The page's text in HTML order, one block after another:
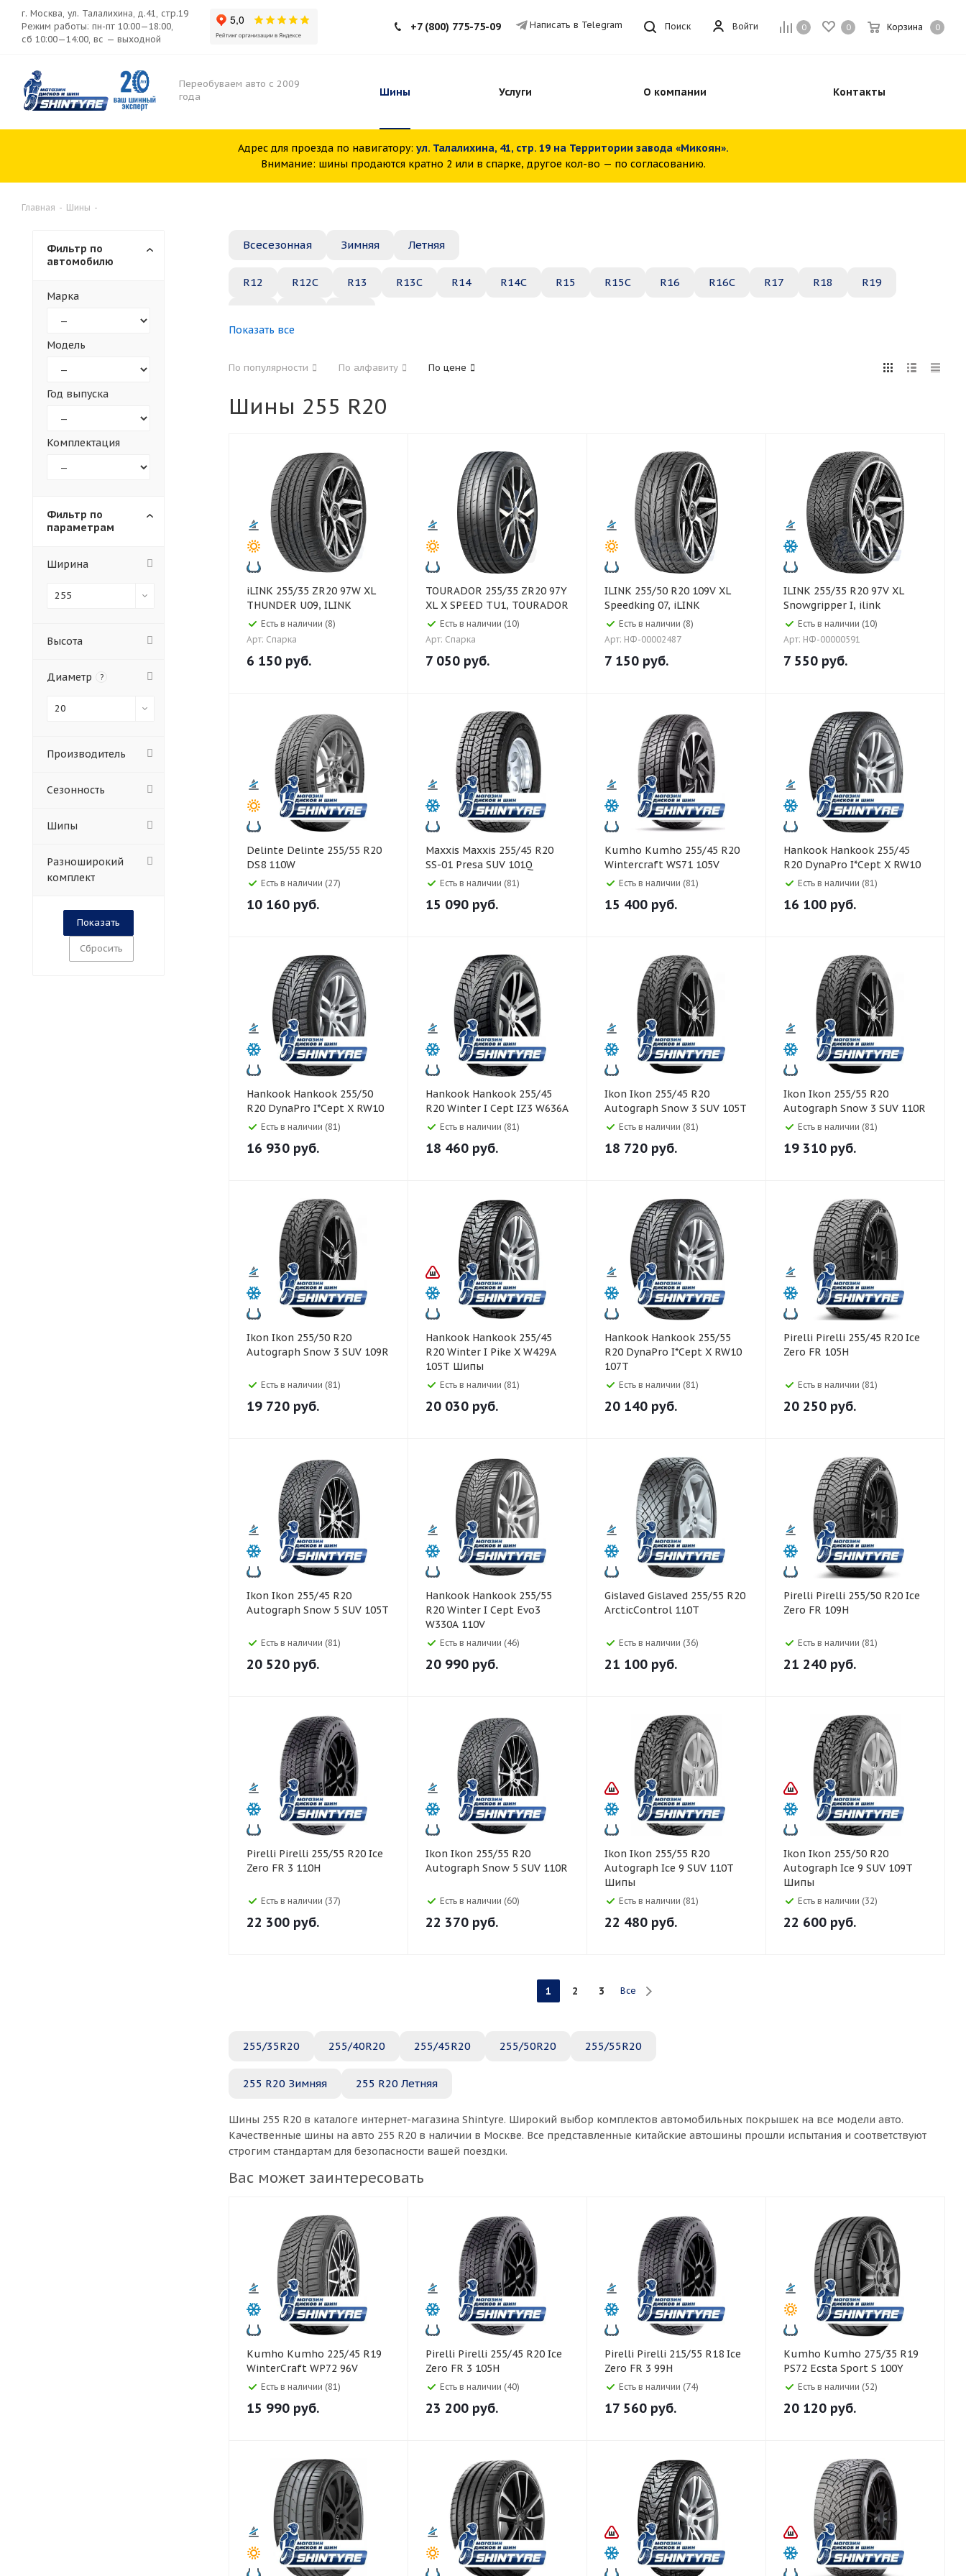
0 0 Корзина 0
Войти
г. Москва, ул. Талалихина, д.41, стр.19
Режим работы: пн-пт 10:00—18:00,
сб 10:00—14:00, вс — выходной
Поиск
+7 (800) 775-75-09 Написать в Telegram
Переобуваем авто с 2009
года
Шины Услуги О компании Контакты
Адрес для проезда по навигатору: ул. Талалихина, 41, стр. 19 на Территории завода «Микоян».
Внимание: шины продаются кратно 2 или в спарке, другое кол-во — по согласованию.
Главная - Шины -
Всесезонная Зимняя Летняя
R12 R12C R13 R13C R14 R14C R15 R15C R16 R16C R17 R18 R19
30 35 40 45
Показать все
По популярности По алфавиту По цене
Шины 255 R20
iLINK 255/35 ZR20 97W XL
THUNDER U09, ILINK
Есть в наличии (8)
Арт: Спарка
6 150 руб.
TOURADOR 255/35 ZR20 97Y
XL X SPEED TU1, TOURADOR
Есть в наличии (10)
Арт: Спарка
7 050 руб.
ILINK 255/50 R20 109V XL
Speedking 07, iLINK
Есть в наличии (8)
Арт: НФ-00002487
7 150 руб.
ILINK 255/35 R20 97V XL
Snowgripper I, ilink
Есть в наличии (10)
Арт: НФ-00000591
7 550 руб.
Delinte Delinte 255/55 R20
DS8 110W
Есть в наличии (27)
10 160 руб.
Maxxis Maxxis 255/45 R20
SS-01 Presa SUV 101Q
Есть в наличии (81)
15 090 руб.
Kumho Kumho 255/45 R20
Wintercraft WS71 105V
Есть в наличии (81)
15 400 руб.
Hankook Hankook 255/45
R20 DynaPro I*Cept X RW10
101TЕсть в наличии (81)
16 100 руб.
Hankook Hankook 255/50
R20 DynaPro I*Cept X RW10
105TЕсть в наличии (81)
16 930 руб.
Hankook Hankook 255/45
R20 Winter I Cept IZ3 W636A
105TЕсть в наличии (81)
18 460 руб.
Ikon Ikon 255/45 R20
Autograph Snow 3 SUV 105T
Есть в наличии (81)
18 720 руб.
Ikon Ikon 255/55 R20
Autograph Snow 3 SUV 110R
Есть в наличии (81)
19 310 руб.
Ikon Ikon 255/50 R20
Autograph Snow 3 SUV 109R
Есть в наличии (81)
19 720 руб.
Hankook Hankook 255/45
R20 Winter I Pike X W429A
105T Шипы
Есть в наличии (81)
20 030 руб.
Hankook Hankook 255/55
R20 DynaPro I*Cept X RW10
107T
Есть в наличии (81)
20 140 руб.
Pirelli Pirelli 255/45 R20 Ice
Zero FR 105H
Есть в наличии (81)
20 250 руб.
Ikon Ikon 255/45 R20
Autograph Snow 5 SUV 105T
Есть в наличии (81)
20 520 руб.
Hankook Hankook 255/55
R20 Winter I Cept Evo3
W330A 110V
Есть в наличии (46)
20 990 руб.
Gislaved Gislaved 255/55 R20
ArcticControl 110T
Есть в наличии (36)
21 100 руб.
Pirelli Pirelli 255/50 R20 Ice
Zero FR 109H
Есть в наличии (81)
21 240 руб.
Pirelli Pirelli 255/55 R20 Ice
Zero FR 3 110H
Есть в наличии (37)
22 300 руб.
Ikon Ikon 255/55 R20
Autograph Snow 5 SUV 110R
Есть в наличии (60)
22 370 руб.
Ikon Ikon 255/55 R20
Autograph Ice 9 SUV 110T
Шипы
Есть в наличии (81)
22 480 руб.
Ikon Ikon 255/50 R20
Autograph Ice 9 SUV 109T
Шипы
Есть в наличии (32)
22 600 руб.
1 2 3 Все
255/35R20 255/40R20 255/45R20 255/50R20 255/55R20
255 R20 Зимняя 255 R20 Летняя
Шины 255 R20 в каталоге интернет-магазина Shintyre. Широкий выбор комплектов автомобильных покрышек на все модели авто.
Качественные шины на авто 255 R20 в наличии в Москве. Все представленные китайские автошины прошли испытания и соответствуют
строгим стандартам для безопасности вашей поездки.
Вас может заинтересовать
Kumho Kumho 225/45 R19
WinterCraft WP72 96V
Есть в наличии (81)
15 990 руб.
Pirelli Pirelli 255/45 R20 Ice
Zero FR 3 105H
Есть в наличии (40)
23 200 руб.
Pirelli Pirelli 215/55 R18 Ice
Zero FR 3 99H
Есть в наличии (74)
17 560 руб.
Kumho Kumho 275/35 R19
PS72 Ecsta Sport S 100Y
Есть в наличии (52)
20 120 руб.
Фильтр по
автомобилю
Марка
Модель
Год выпуска
Комплектация
Фильтр по
параметрам
Ширина
255
Высота
Диаметр ?
20
Производитель
Сезонность
Шипы
Разноширокий
комплект
Сбросить